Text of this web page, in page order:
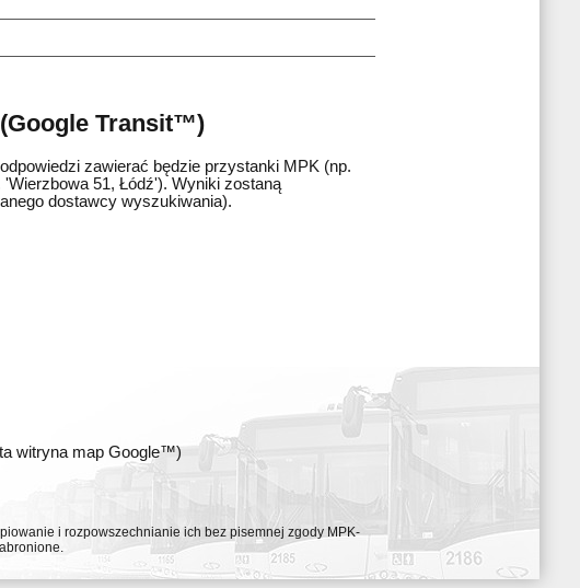
Transit™)
zawierać będzie przystanki MPK (np.
51, Łódź'). Wyniki zostaną
dostawcy wyszukiwania).
witryna map Google™)
i rozpowszechnianie ich bez pisemnej zgody MPK-